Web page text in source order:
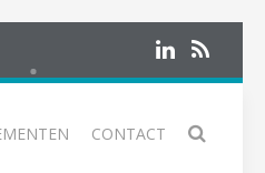
CONTACT